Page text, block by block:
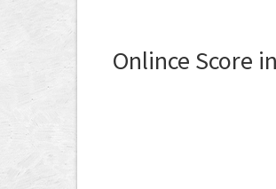
Onlince Score